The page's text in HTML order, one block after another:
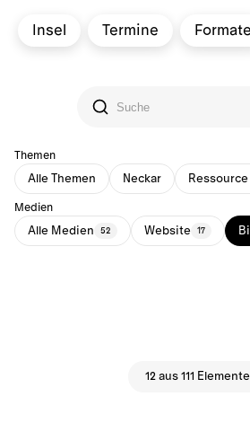
Insel Termine Formate
Themen
Alle Themen Neckar
Medien
Alle Medien 52 Website 17
12 aus 111